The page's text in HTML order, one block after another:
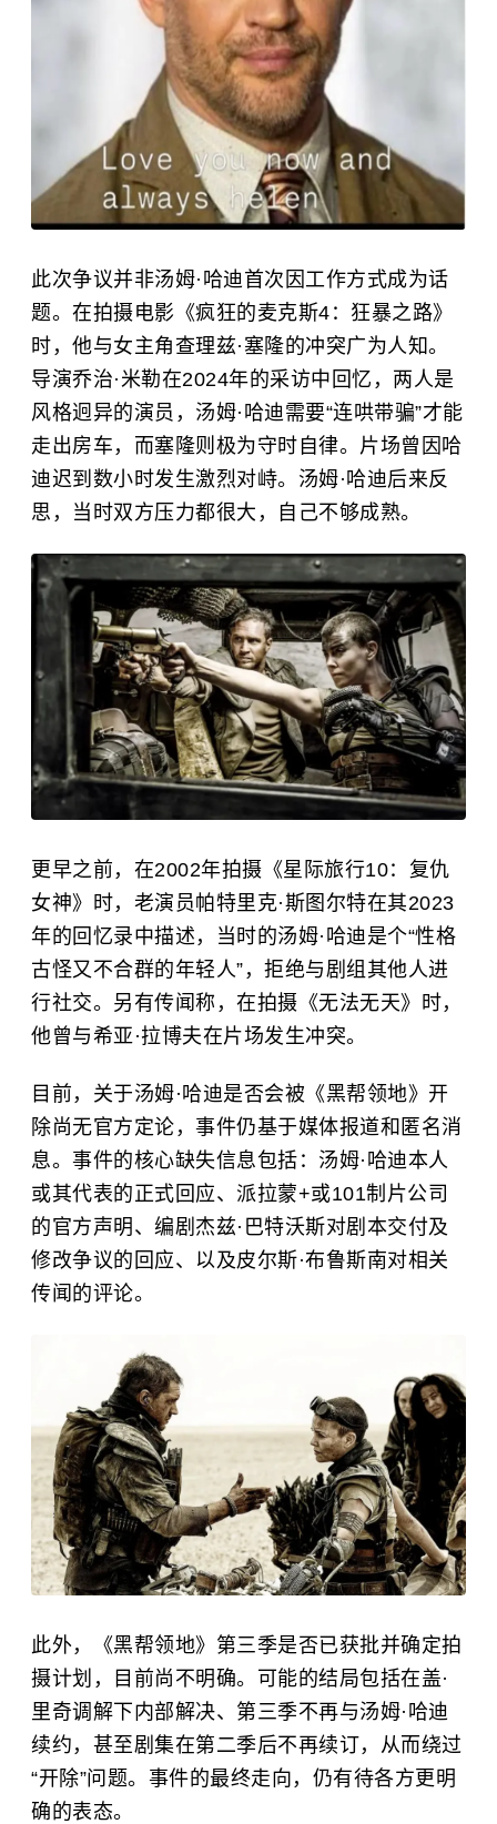
此次争议并非汤姆·哈迪首次因工作方式成为话
题。在拍摄电影《疯狂的麦克斯4：狂暴之路》
时，他与女主角查理兹·塞隆的冲突广为人知。
导演乔治·米勒在2024年的采访中回忆，两人是
风格迥异的演员，汤姆·哈迪需要“连哄带骗”才能
走出房车，而塞隆则极为守时自律。片场曾因哈
迪迟到数小时发生激烈对峙。汤姆·哈迪后来反
思，当时双方压力都很大，自己不够成熟。
更早之前，在2002年拍摄《星际旅行10：复仇
女神》时，老演员帕特里克·斯图尔特在其2023
年的回忆录中描述，当时的汤姆·哈迪是个“性格
古怪又不合群的年轻人”，拒绝与剧组其他人进
行社交。另有传闻称，在拍摄《无法无天》时，
他曾与希亚·拉博夫在片场发生冲突。
目前，关于汤姆·哈迪是否会被《黑帮领地》开
除尚无官方定论，事件仍基于媒体报道和匿名消
息。事件的核心缺失信息包括：汤姆·哈迪本人
或其代表的正式回应、派拉蒙+或101制片公司
的官方声明、编剧杰兹·巴特沃斯对剧本交付及
修改争议的回应、以及皮尔斯·布鲁斯南对相关
传闻的评论。
此外，《黑帮领地》第三季是否已获批并确定拍
摄计划，目前尚不明确。可能的结局包括在盖·
里奇调解下内部解决、第三季不再与汤姆·哈迪
续约，甚至剧集在第二季后不再续订，从而绕过
“开除”问题。事件的最终走向，仍有待各方更明
确的表态。